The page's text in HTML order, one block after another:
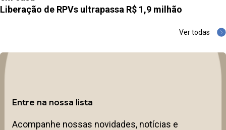
Liberação de RPVs ultrapassa R$ 1,9 milhão
Ver todas
Entre na nossa lista
Acompanhe nossas novidades, notícias e